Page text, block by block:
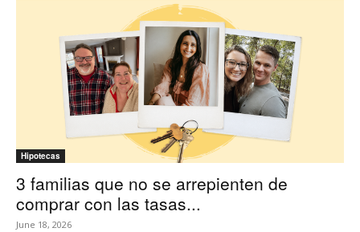
Hipotecas
3 familias que no se arrepienten de
comprar con las tasas...
June 18, 2026